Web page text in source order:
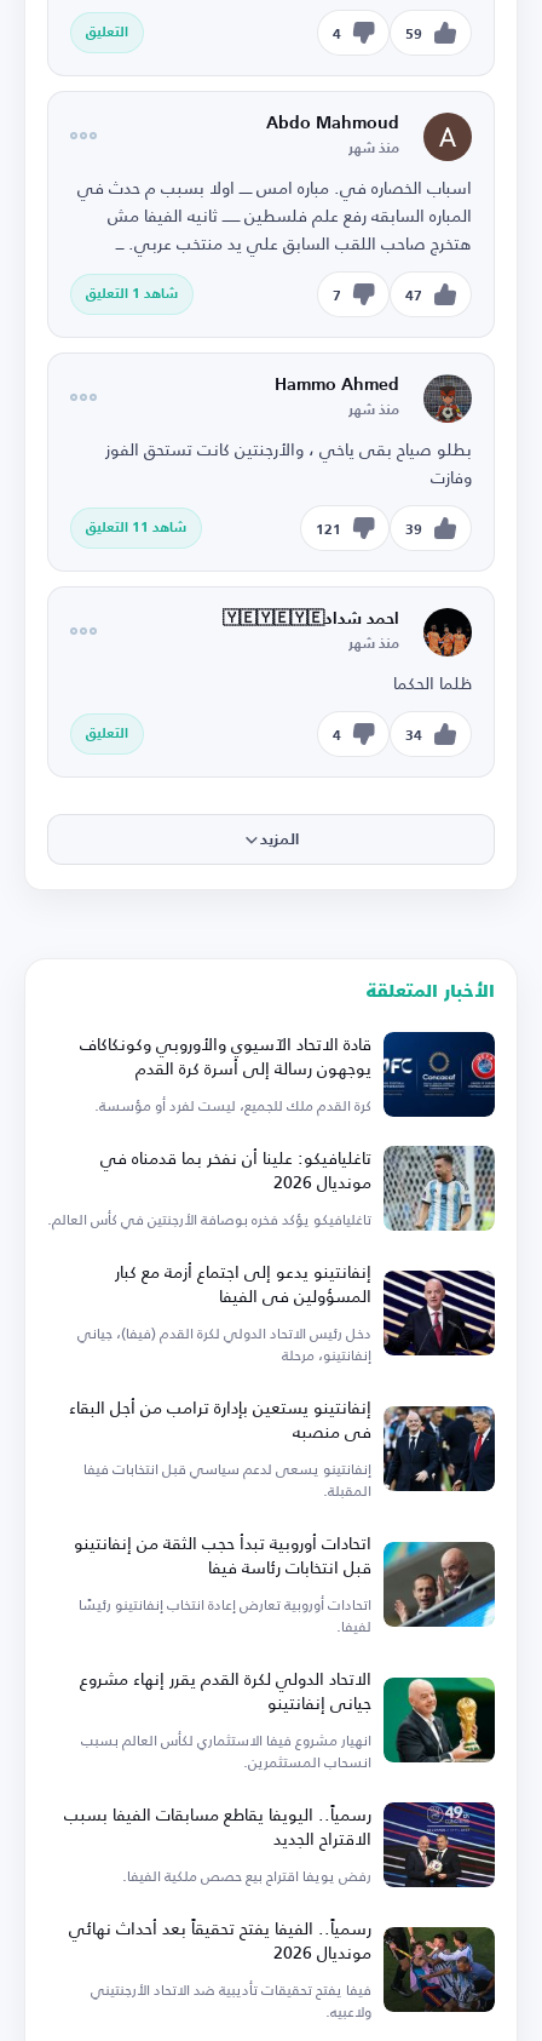
59
4 التعليق
Abdo Mahmoud
منذ شهر
اسباب الخصاره في. مباره امس ـــــ اولا بسبب م حدث في
المباره السابقه رفع علم فلسطين ـــــــ ثانيه الفيفا مش
هتخرج صاحب اللقب السابق علي يد منتخب عربي. ـــ
47
7 شاهد 1 التعليق
Hammo Ahmed
منذ شهر
بطلو صياح بقى ياخي ، والأرجنتين كانت تستحق الفوز
وفازت
39
121 شاهد 11 التعليق
احمد شداد🇾🇪🇾🇪🇾🇪
منذ شهر
ظلما الحكما
34
4 التعليق
المزيد
الأخبار المتعلقة
قادة الاتحاد الآسيوي والأوروبي وكونكاكاف
يوجهون رسالة إلى أسرة كرة القدم
كرة القدم ملك للجميع، ليست لفرد أو مؤسسة.
تاغليافيكو: علينا أن نفخر بما قدمناه في
مونديال 2026
تاغليافيكو يؤكد فخره بوصافة الأرجنتين في كأس العالم.
إنفانتينو يدعو إلى اجتماع أزمة مع كبار
المسؤولين في الفيفا
دخل رئيس الاتحاد الدولي لكرة القدم (فيفا)، جياني
إنفانتينو، مرحلة
إنفانتينو يستعين بإدارة ترامب من أجل البقاء
في منصبه
إنفانتينو يسعى لدعم سياسي قبل انتخابات فيفا
المقبلة.
اتحادات أوروبية تبدأ حجب الثقة من إنفانتينو
قبل انتخابات رئاسة فيفا
اتحادات أوروبية تعارض إعادة انتخاب إنفانتينو رئيسًا
لفيفا.
الاتحاد الدولي لكرة القدم يقرر إنهاء مشروع
جياني إنفانتينو
انهيار مشروع فيفا الاستثماري لكأس العالم بسبب
انسحاب المستثمرين.
رسمياً.. اليويفا يقاطع مسابقات الفيفا بسبب
الاقتراح الجديد
رفض يويفا اقتراح بيع حصص ملكية الفيفا.
رسمياً.. الفيفا يفتح تحقيقاً بعد أحداث نهائي
مونديال 2026
فيفا يفتح تحقيقات تأديبية ضد الاتحاد الأرجنتيني
ولاعبيه.